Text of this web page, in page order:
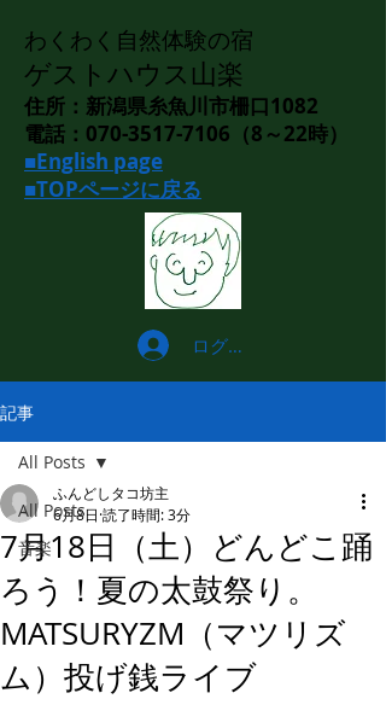
わくわく自然体験の宿
ゲストハウス山楽
住所：新潟県糸魚川市柵口1082
電話：070-3517-7106（8～22時）
■English page
■TOPページに戻る
ログイン
記事
All Posts
音楽
All Posts
7月18日（土）どんどこ踊
ろう！夏の太鼓祭り。
MATSURYZM（マツリズ
ム）投げ銭ライブ
ふんどしタコ坊主
6月8日 読了時間: 3分